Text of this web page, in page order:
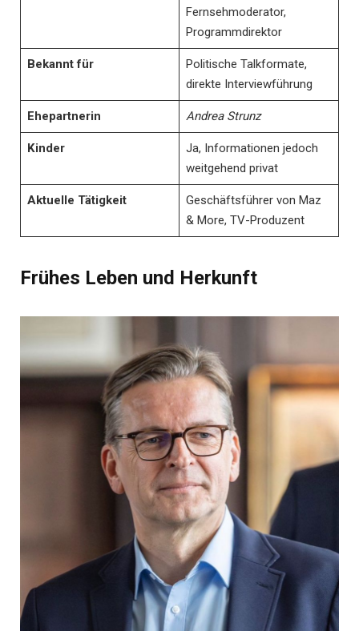
Fernsehmoderator,
Programmdirektor
Bekannt für
Politische Talkformate,
direkte Interviewführung
Ehepartnerin Andrea Strunz
Kinder
Ja, Informationen jedoch
weitgehend privat
Aktuelle Tätigkeit
Geschäftsführer von Maz
& More, TV-Produzent
Frühes Leben und Herkunft